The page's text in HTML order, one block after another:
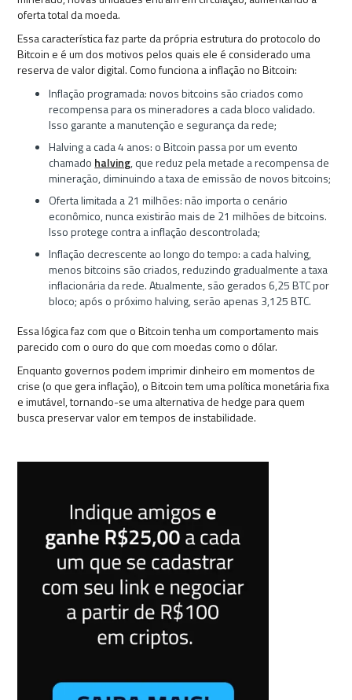
oferta total da moeda.
Essa característica faz parte da própria estrutura do protocolo do
Bitcoin e é um dos motivos pelos quais ele é considerado uma
reserva de valor digital. Como funciona a inflação no Bitcoin:
Inflação programada: novos bitcoins são criados como
recompensa para os mineradores a cada bloco validado.
Isso garante a manutenção e segurança da rede;
Halving a cada 4 anos: o Bitcoin passa por um evento
chamado halving, que reduz pela metade a recompensa de
mineração, diminuindo a taxa de emissão de novos bitcoins;
Oferta limitada a 21 milhões: não importa o cenário
econômico, nunca existirão mais de 21 milhões de bitcoins.
Isso protege contra a inflação descontrolada;
Inflação decrescente ao longo do tempo: a cada halving,
menos bitcoins são criados, reduzindo gradualmente a taxa
inflacionária da rede. Atualmente, são gerados 6,25 BTC por
bloco; após o próximo halving, serão apenas 3,125 BTC.
Essa lógica faz com que o Bitcoin tenha um comportamento mais
parecido com o ouro do que com moedas como o dólar.
Enquanto governos podem imprimir dinheiro em momentos de
crise (o que gera inflação), o Bitcoin tem uma política monetária fixa
e imutável, tornando-se uma alternativa de hedge para quem
busca preservar valor em tempos de instabilidade.